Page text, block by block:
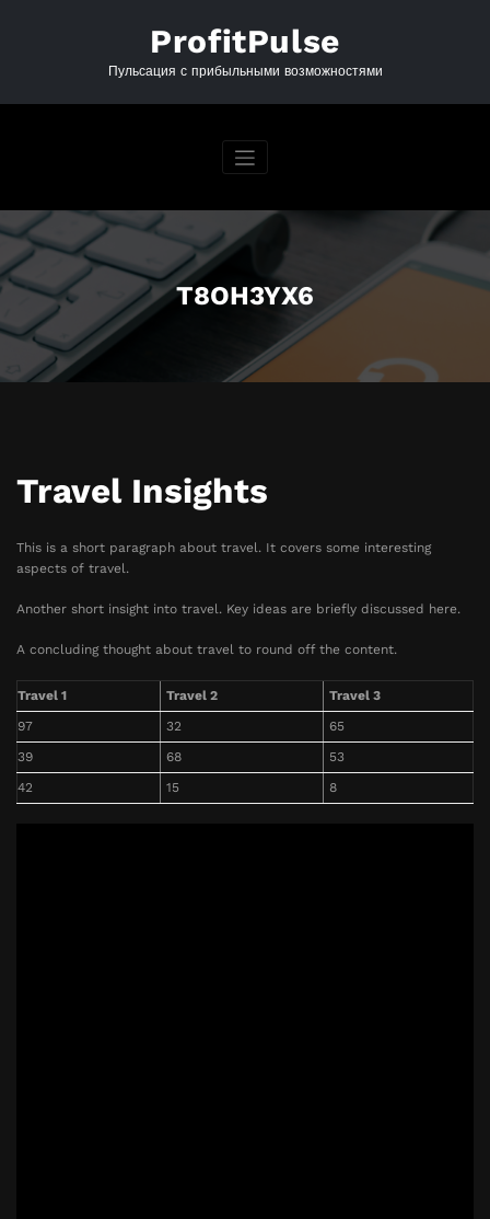
ProfitPulse
Пульсация с прибыльными возможностями
T8OH3YX6
Travel Insights
This is a short paragraph about travel. It covers some interesting
aspects of travel.
Another short insight into travel. Key ideas are briefly discussed here.
A concluding thought about travel to round off the content.
Travel 1 Travel 2
Travel 3
97
32
65
39
68
53
42
15 8